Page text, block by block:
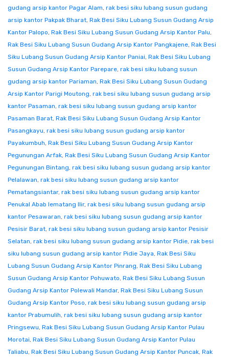
gudang arsip kantor Pagar Alam, rak besi siku lubang susun gudang
arsip kantor Pakpak Bharat, Rak Besi Siku Lubang Susun Gudang Arsip
Kantor Palopo, Rak Besi Siku Lubang Susun Gudang Arsip Kantor Palu,
Rak Besi Siku Lubang Susun Gudang Arsip Kantor Pangkajene, Rak Besi
Siku Lubang Susun Gudang Arsip Kantor Paniai, Rak Besi Siku Lubang
Susun Gudang Arsip Kantor Parepare, rak besi siku lubang susun
gudang arsip kantor Pariaman, Rak Besi Siku Lubang Susun Gudang
Arsip Kantor Parigi Moutong, rak besi siku lubang susun gudang arsip
kantor Pasaman, rak besi siku lubang susun gudang arsip kantor
Pasaman Barat, Rak Besi Siku Lubang Susun Gudang Arsip Kantor
Pasangkayu, rak besi siku lubang susun gudang arsip kantor
Payakumbuh, Rak Besi Siku Lubang Susun Gudang Arsip Kantor
Pegunungan Arfak, Rak Besi Siku Lubang Susun Gudang Arsip Kantor
Pegunungan Bintang, rak besi siku lubang susun gudang arsip kantor
Pelalawan, rak besi siku lubang susun gudang arsip kantor
Pematangsiantar, rak besi siku lubang susun gudang arsip kantor
Penukal Abab lematang Ilir, rak besi siku lubang susun gudang arsip
kantor Pesawaran, rak besi siku lubang susun gudang arsip kantor
Pesisir Barat, rak besi siku lubang susun gudang arsip kantor Pesisir
Selatan, rak besi siku lubang susun gudang arsip kantor Pidie, rak besi
siku lubang susun gudang arsip kantor Pidie Jaya, Rak Besi Siku
Lubang Susun Gudang Arsip Kantor Pinrang, Rak Besi Siku Lubang
Susun Gudang Arsip Kantor Pohuwato, Rak Besi Siku Lubang Susun
Gudang Arsip Kantor Polewali Mandar, Rak Besi Siku Lubang Susun
Gudang Arsip Kantor Poso, rak besi siku lubang susun gudang arsip
kantor Prabumulih, rak besi siku lubang susun gudang arsip kantor
Pringsewu, Rak Besi Siku Lubang Susun Gudang Arsip Kantor Pulau
Morotai, Rak Besi Siku Lubang Susun Gudang Arsip Kantor Pulau
Taliabu, Rak Besi Siku Lubang Susun Gudang Arsip Kantor Puncak, Rak